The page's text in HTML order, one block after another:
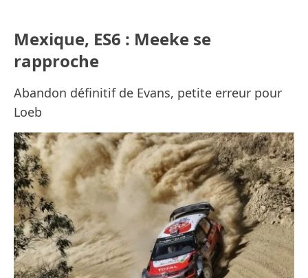
Mexique, ES6 : Meeke se
rapproche
Abandon définitif de Evans, petite erreur pour
Loeb